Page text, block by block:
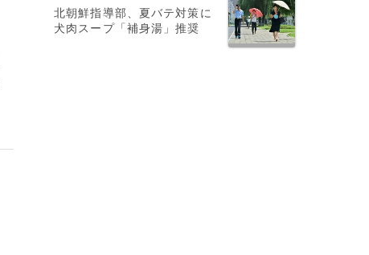
北朝鮮指導部、夏バテ対策に
犬肉スープ「補身湯」推奨